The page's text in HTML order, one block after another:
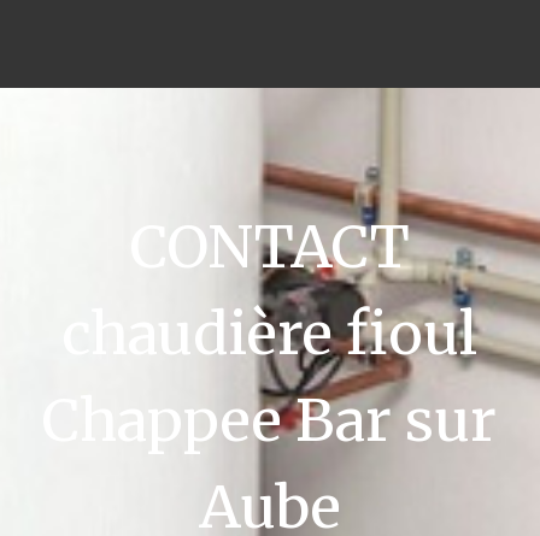
CONTACT
chaudière fioul
Chappee Bar sur
Aube